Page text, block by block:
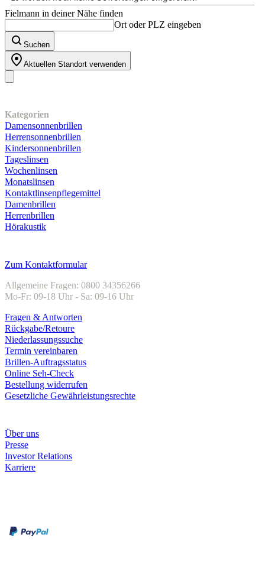
Fielmann in deiner Nähe finden
Ort oder PLZ eingeben
Suchen
Aktuellen Standort verwenden
Kategorien
Damensonnenbrillen
Herrensonnenbrillen
Kindersonnenbrillen
Tageslinsen
Wochenlinsen
Monatslinsen
Kontaktlinsenpflegemittel
Damenbrillen
Herrenbrillen
Hörakustik
Zum Kontaktformular
Allgemeine Fragen: 0800 34356266
Mo-Fr: 09-18 Uhr - Sa: 09-16 Uhr
Fragen & Antworten
Rückgabe/Retoure
Niederlassungssuche
Termin vereinbaren
Brillen-Auftragsstatus
Online Seh-Check
Bestellung widerrufen
Gesetzliche Gewährleistungsrechte
Über uns
Presse
Investor Relations
Karriere